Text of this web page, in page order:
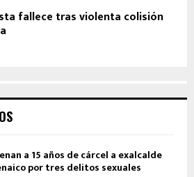
fallece tras violenta colisión
a 15 años de cárcel a exalcalde
por tres delitos sexuales